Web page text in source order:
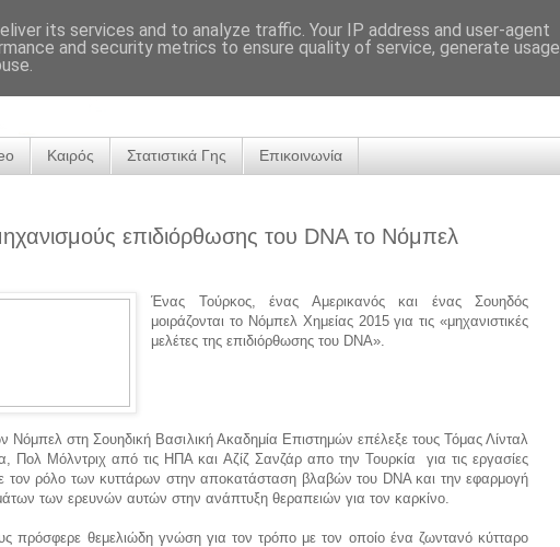
Καιρός Στατιστικά Γης Επικοινωνία
επιδιόρθωσης του DNA το Νόμπελ
Ένας Τούρκος, ένας Αμερικανός και ένας Σουηδός
μοιράζονται το Νόμπελ Χημείας 2015 για τις «μηχανιστικές
μελέτες της επιδιόρθωσης του DNA».
Νόμπελ στη Σουηδική Βασιλική Ακαδημία Επιστημών επέλεξε τους Τόμας Λίνταλ
Πολ Μόλντριχ από τις ΗΠΑ και Αζίζ Σανζάρ απο την Τουρκία για τις εργασίες
τον ρόλο των κυττάρων στην αποκατάσταση βλαβών του DNA και την εφαρμογή
των ερευνών αυτών στην ανάπτυξη θεραπειών για τον καρκίνο.
πρόσφερε θεμελιώδη γνώση για τον τρόπο με τον οποίο ένα ζωντανό κύτταρο
its services and to analyze traffic. Your IP address and user-agent
and security metrics to ensure quality of service, generate usage